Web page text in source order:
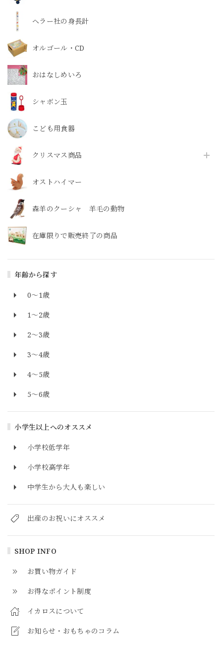
ヘラー社の身長計
オルゴール・CD
おはなしめいろ
シャボン玉
こども用食器
クリスマス商品
オストハイマー
森羊のクーシャ 羊毛の動物
在庫限りで販売終了の商品
年齢から探す
0～1歳
1～2歳
2～3歳
3～4歳
4～5歳
5～6歳
小学生以上へのオススメ
小学校低学年
小学校高学年
中学生から大人も楽しい
出産のお祝いにオススメ
SHOP INFO
お買い物ガイド
お得なポイント制度
イカロスについて
お知らせ・おもちゃのコラム